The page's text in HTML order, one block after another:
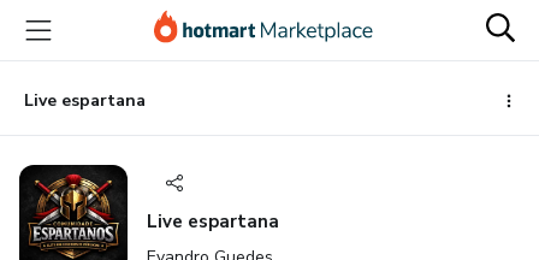
para
conteúdo
principal
para
pagamento
para
rodapéLive espartana
Live espartana